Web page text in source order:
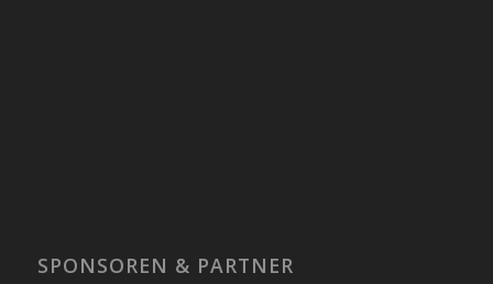
SPONSOREN & PARTNER